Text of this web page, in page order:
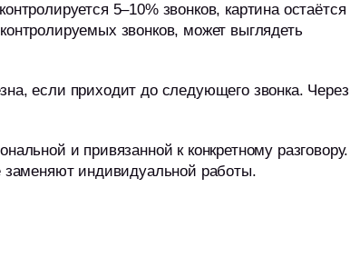
5–10% звонков, картина остаётся
звонков, может выглядеть
если приходит до следующего звонка. Через
и привязанной к конкретному разговору.
индивидуальной работы.